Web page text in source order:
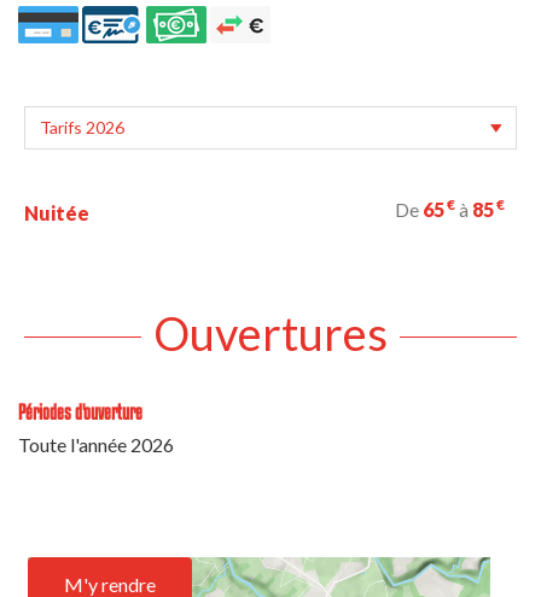
Nuitée De 65€ à 85€
Ouvertures
Périodes d'ouverture
Toute l'année 2026
M'y rendre